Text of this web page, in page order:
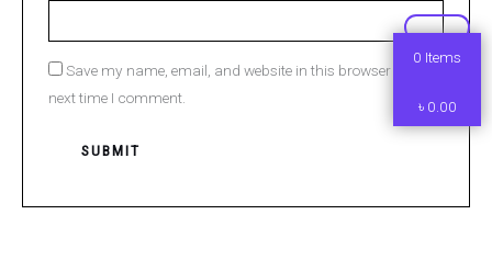
Save my name, email, and website in this browser for the
next time I comment.
0 Items
৳ 0.00